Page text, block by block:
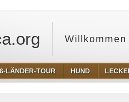
6-LÄNDER-TOUR HUND